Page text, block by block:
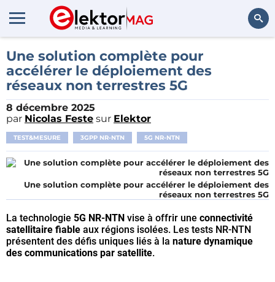
Une solution complète pour
accélérer le déploiement des
réseaux non terrestres 5G
8 décembre 2025
par Nicolas Feste sur Elektor
TEST&MESURE 3GPP NR-NTN 5G NR-NTN
Une solution complète pour accélérer le déploiement des
réseaux non terrestres 5G
La technologie 5G NR-NTN vise à offrir une connectivité
satellitaire fiable aux régions isolées. Les tests NR-NTN
présentent des défis uniques liés à la nature dynamique
des communications par satellite.